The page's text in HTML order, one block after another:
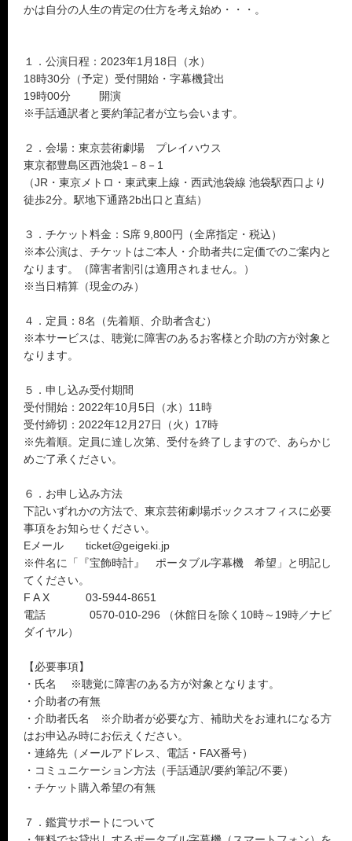
かは自分の人生の肯定の仕方を考え始め・・・。
１．公演日程：2023年1月18日（水）
18時30分（予定）受付開始・字幕機貸出
19時00分 開演
※手話通訳者と要約筆記者が立ち会います。
２．会場：東京芸術劇場 プレイハウス
東京都豊島区西池袋1－8－1
（JR・東京メトロ・東武東上線・西武池袋線 池袋駅西口より
徒歩2分。駅地下通路2b出口と直結）
３．チケット料金：S席 9,800円（全席指定・税込）
※本公演は、チケットはご本人・介助者共に定価でのご案内と
なります。（障害者割引は適用されません。）
※当日精算（現金のみ）
４．定員：8名（先着順、介助者含む）
※本サービスは、聴覚に障害のあるお客様と介助の方が対象と
なります。
５．申し込み受付期間
受付開始：2022年10月5日（水）11時
受付締切：2022年12月27日（火）17時
※先着順。定員に達し次第、受付を終了しますので、あらかじ
めご了承ください。
６．お申し込み方法
下記いずれかの方法で、東京芸術劇場ボックスオフィスに必要
事項をお知らせください。
Eメール ticket@geigeki.jp
※件名に「『宝飾時計』 ポータブル字幕機 希望」と明記し
てください。
F A X 03-5944-8651
電話 0570-010-296 （休館日を除く10時～19時／ナビ
ダイヤル）
【必要事項】
・氏名 ※聴覚に障害のある方が対象となります。
・介助者の有無
・介助者氏名 ※介助者が必要な方、補助犬をお連れになる方
はお申込み時にお伝えください。
・連絡先（メールアドレス、電話・FAX番号）
・コミュニケーション方法（手話通訳/要約筆記/不要）
・チケット購入希望の有無
７．鑑賞サポートについて